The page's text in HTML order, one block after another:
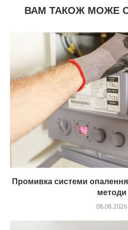
ВАМ ТАКОЖ МОЖЕ
Промивка системи опалення:
методи
08.08.2026